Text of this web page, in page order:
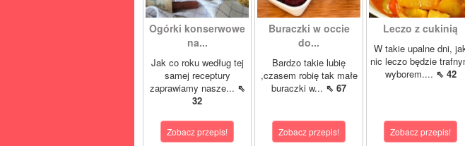
Ogórki konserwowe
na...
Jak co roku według tej
samej receptury
zaprawiamy nasze... ⇖
32
Zobacz przepis!
Buraczki w occie
do...
Bardzo takie lubię
,czasem robię tak małe
buraczki w... ⇖ 67
Zobacz przepis!
Leczo z cukinią
W takie upalne dni,
nic leczo będzie
wyborem.... ⇖ 42
Zobacz przepis!